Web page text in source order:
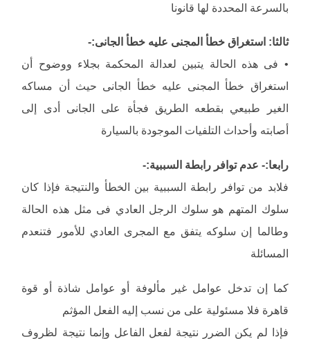
بالسرعة المحددة لها قانونا
ثالثا: استغراق خطأ المجنى عليه خطأ الجانى:-
• فى هذه الحالة يتبين لعدالة المحكمة بجلاء ووضوح أن
استغراق خطأ المجنى عليه خطأ الجانى حيث أن مساكه
الغير طبيعي بقطعه الطريق فجأة على الجانى أدى إلى
أصابته وأحداث التلفيات الموجودة بالسيارة
رابعا:- عدم توافر رابطة السببية:-
فلابد من توافر رابطة السببية بين الخطأ والنتيجة فإذا كان
سلوك المتهم هو سلوك الرجل العادي فى مثل هذه الحالة
وطالما إن سلوكه يتفق مع المجرى العادي للأمور فتنعدم
المسائلة
كما إن تدخل عوامل غير مألوفة أو عوامل شاذة أو قوة
قاهرة فلا مسئولية على من نسب إليه الفعل المؤثم
فإذا لم يكن الضرر نتيجة لفعل الفاعل وإنما نتيجة لظروف